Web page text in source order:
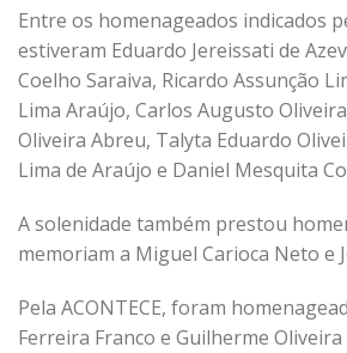
Entre os homenageados indicados
estiveram Eduardo Jereissati de
Coelho Saraiva, Ricardo Assunção
Lima Araújo, Carlos Augusto
Oliveira Abreu, Talyta Eduardo
Lima de Araújo e Daniel Mesquita
A solenidade também prestou
memoriam a Miguel Carioca Neto e
Pela ACONTECE, foram
Ferreira Franco e Guilherme Oliveira